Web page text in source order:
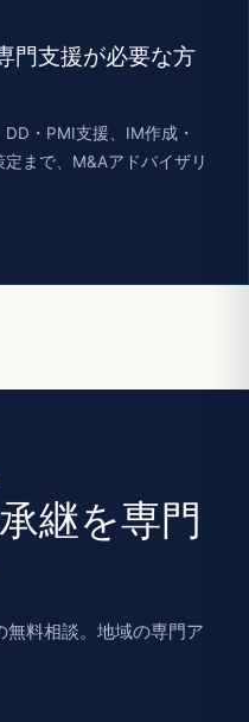
門支援が必要な方
・PMI支援、IM作成・
まで、M&Aアドバイザリ
継を専門
料相談。地域の専門ア